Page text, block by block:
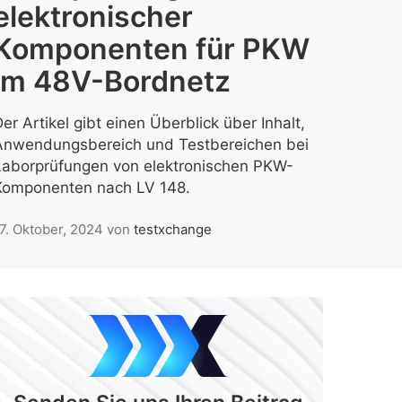
für PKW
48V-Bordnetz
Artikel gibt einen Überblick über Inhalt,
und Testbereichen bei
von elektronischen PKW-
nach LV 148.
Oktober, 2024 von testxchange